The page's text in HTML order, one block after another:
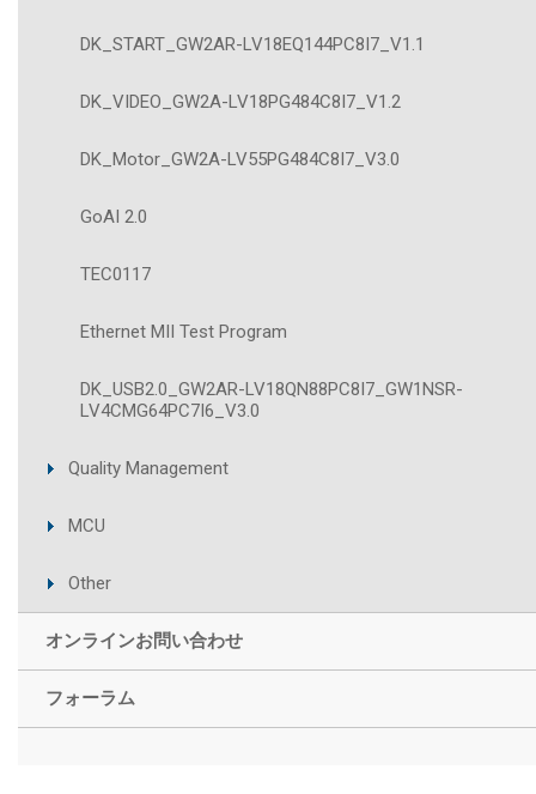
DK_START_GW2AR-LV18EQ144PC8I7_V1.1
DK_VIDEO_GW2A-LV18PG484C8I7_V1.2
DK_Motor_GW2A-LV55PG484C8I7_V3.0
GoAI 2.0
TEC0117
Ethernet MII Test Program
DK_USB2.0_GW2AR-LV18QN88PC8I7_GW1NSR-
LV4CMG64PC7I6_V3.0
Quality Management
MCU
Other
オンラインお問い合わせ
フォーラム